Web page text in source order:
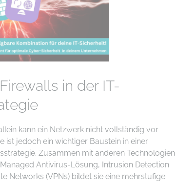
in der IT-
kann ein Netzwerk nicht vollständig vor
ist jedoch ein wichtiger Baustein in einer
Zusammen mit anderen Technologien
Antivirus-Lösung, Intrusion Detection
Networks (VPNs) bildet sie eine mehrstufige